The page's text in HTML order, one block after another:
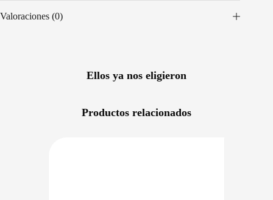
Valoraciones (0)
Ellos ya nos eligieron
Productos relacionados